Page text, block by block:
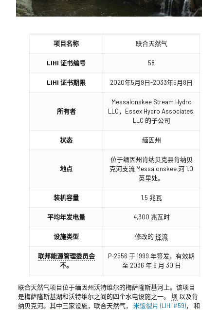
项目名称 联合天然气
LIHI 证书编号 58
LIHI 证书期限 2020年5月9日-2033年5月8日
所有者
Messalonskee Stream Hydro
LLC，Essex Hydro Associates,
LLC 的子公司
状态 缅因州
地点
位于缅因州肯纳贝克县肯纳贝
克河支流 Messalonskee 河 1.0
英里处。
装机容量 1.5 兆瓦
平均年发电量 4,300 兆瓦时
设施类型 修改的径流
联邦能源管理委员会
不。
P-2556 于 1999 年签发，有效期
至 2036 年 6 月 30 日
联合天然气项目位于缅因州沃特维尔的梅萨隆斯基河上。该项目
是梅萨隆斯基湖和沃特维尔之间的四个水电设施之一。 坝 以及肯
纳贝克河。其中三家设施，联合天然气， 米饭裂片 (LIHI #59)， 和